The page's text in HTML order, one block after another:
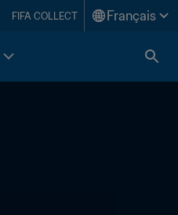
FIFA COLLECT Français